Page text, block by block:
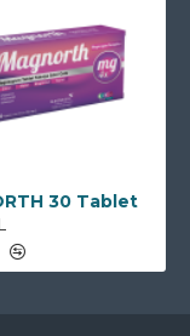
30 Tablet